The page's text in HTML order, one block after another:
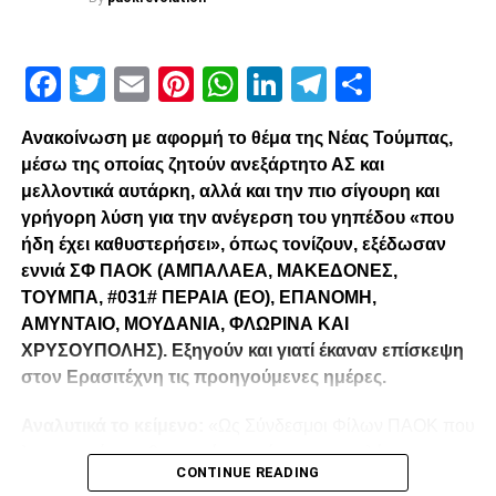
Facebook
Twitter
EmailPinterest
WhatsApp
LinkedIn
Telegram
Ανακοίνωση με αφορμή το θέμα της Νέας Τούμπας,
μέσω της οποίας ζητούν ανεξάρτητο ΑΣ και
μελλοντικά αυτάρκη, αλλά και την πιο σίγουρη και
γρήγορη λύση για την ανέγερση του γηπέδου «που
ήδη έχει καθυστερήσει», όπως τονίζουν, εξέδωσαν
εννιά ΣΦ ΠΑΟΚ (ΑΜΠΑΛΑΕΑ, ΜΑΚΕΔΟΝΕΣ,
ΤΟΥΜΠΑ, #031# ΠΕΡΑΙΑ (ΕΟ), ΕΠΑΝΟΜΗ,
ΑΜΥΝΤΑΙΟ, ΜΟΥΔΑΝΙΑ, ΦΛΩΡΙΝΑ ΚΑΙ
ΧΡΥΣΟΥΠΟΛΗΣ). Εξηγούν και γιατί έκαναν επίσκεψη
στον Ερασιτέχνη τις προηγούμενες ημέρες.
λειτουργούμε καθημερινά με γνώμωνα το καλό του
Δικεφάλου και μόνο, αισθανόμαστε την ανάγκη να
CONTINUE READING